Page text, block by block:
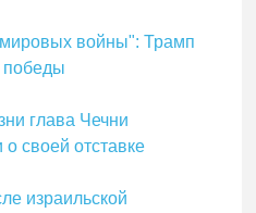
войны": Трамп
победы
глава Чечни
своей отставке
израильской